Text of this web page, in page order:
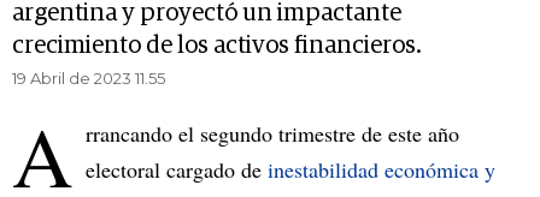
argentina y proyectó un impactante
crecimiento de los activos financieros.
19 Abril de 2023 11.55
A rrancando el segundo trimestre de este año
electoral cargado de inestabilidad económica y